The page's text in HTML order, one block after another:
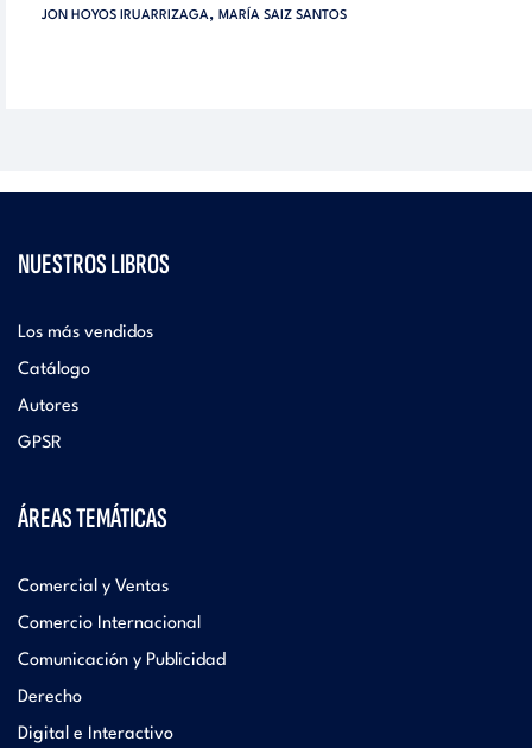
JON HOYOS IRUARRIZAGA, MARÍA SAIZ SANTOS
NUESTROS LIBROS
Los más vendidos
Catálogo
Autores
GPSR
ÁREAS TEMÁTICAS
Comercial y Ventas
Comercio Internacional
Comunicación y Publicidad
Derecho
Digital e Interactivo